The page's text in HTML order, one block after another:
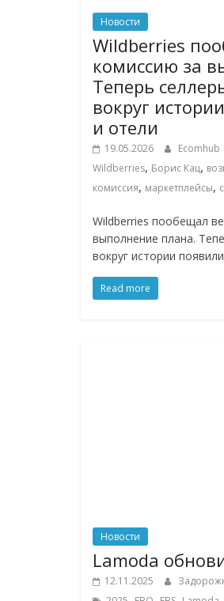
Новости
Wildberries
комиссию за
Теперь
вокруг
и отели
19.05.2026 Ecomhub
Wildberries, Борис Кац,
комиссия, маркетплейсы,
Wildberries пообещал
выполнение плана.
вокруг истории
Read more
Новости
Lamoda
12.11.2025